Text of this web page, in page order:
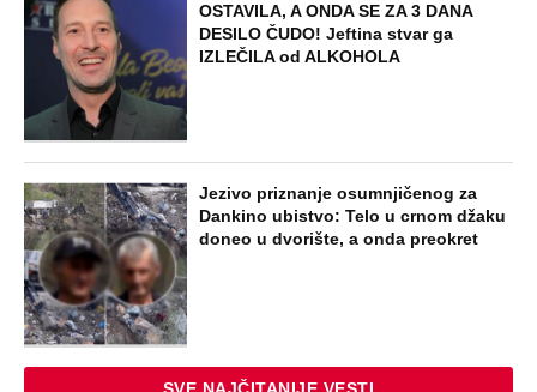
OSTAVILA, A ONDA SE ZA 3 DANA
DESILO ČUDO! Jeftina stvar ga
IZLEČILA od ALKOHOLA
Jezivo priznanje osumnjičenog za
Dankino ubistvo: Telo u crnom džaku
doneo u dvorište, a onda preokret